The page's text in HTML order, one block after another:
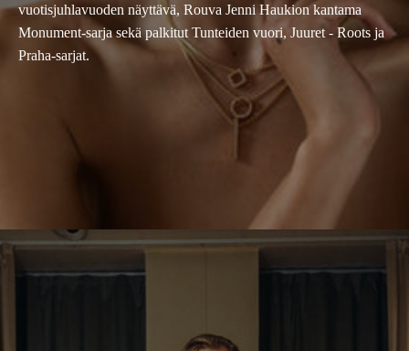
vuotisjuhlavuoden näyttävä, Rouva Jenni Haukion kantama
Monument-sarja sekä palkitut Tunteiden vuori, Juuret - Roots ja
Praha-sarjat.